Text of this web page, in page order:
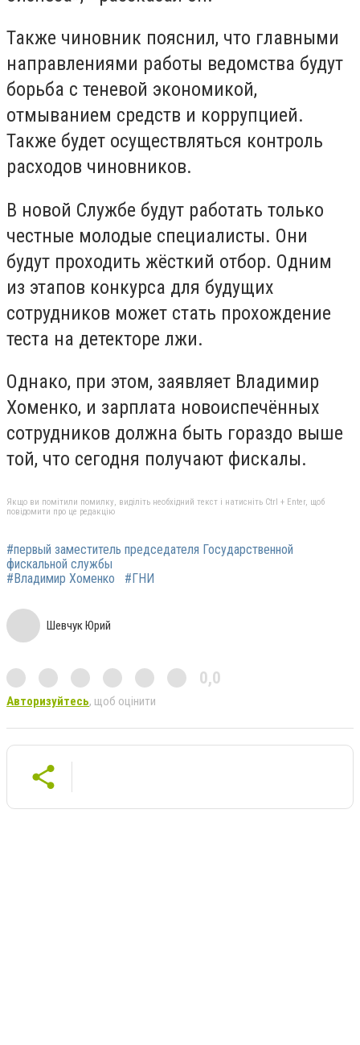
Также чиновник пояснил, что главными
направлениями работы ведомства будут
борьба с теневой экономикой,
отмыванием средств и коррупцией.
Также будет осуществляться контроль
расходов чиновников.
В новой Службе будут работать только
честные молодые специалисты. Они
будут проходить жёсткий отбор. Одним
из этапов конкурса для будущих
сотрудников может стать прохождение
теста на детекторе лжи.
Однако, при этом, заявляет Владимир
Хоменко, и зарплата новоиспечённых
сотрудников должна быть гораздо выше
той, что сегодня получают фискалы.
Якщо ви помітили помилку, виділіть необхідний текст і натисніть Ctrl + Enter, щоб
повідомити про це редакцію
#первый заместитель председателя Государственной
фискальной службы
#Владимир Хоменко
#ГНИ
Шевчук Юрий
0,0
Авторизуйтесь, щоб оцінити